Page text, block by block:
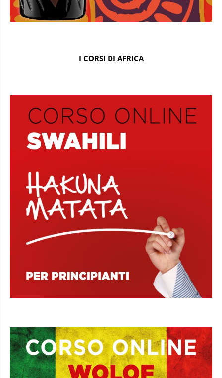
I CORSI DI AFRICA